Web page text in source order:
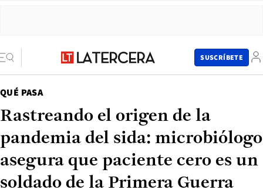
SUSCRÍBETE
QUÉ PASA
Rastreando el origen de la
pandemia del sida: microbiólogo
asegura que paciente cero es un
soldado de la Primera Guerra